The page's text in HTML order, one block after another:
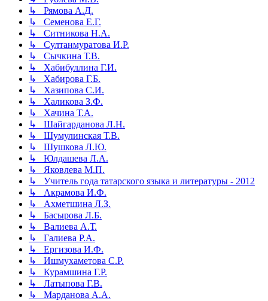
↳ Рямова А.Д.
↳ Семенова Е.Г.
↳ Ситникова Н.А.
↳ Султанмуратова И.Р.
↳ Сычкина Т.В.
↳ Хабибуллина Г.И.
↳ Хабирова Г.Б.
↳ Хазипова С.И.
↳ Халикова З.Ф.
↳ Хачина Т.А.
↳ Шайгарданова Л.Н.
↳ Шумулинская Т.В.
↳ Шушкова Л.Ю.
↳ Юлдашева Л.А.
↳ Яковлева М.П.
↳ Учитель года татарского языка и литературы - 2012
↳ Акрамова И.Ф.
↳ Ахметшина Л.З.
↳ Басырова Л.Б.
↳ Валиева А.Т.
↳ Галиева Р.А.
↳ Ергизова И.Ф.
↳ Ишмухаметова С.Р.
↳ Курамшина Г.Р.
↳ Латыпова Г.В.
↳ Марданова А.А.